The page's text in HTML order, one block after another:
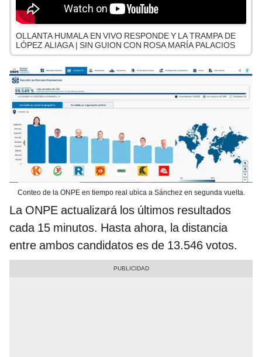
OLLANTA HUMALA EN VIVO RESPONDE Y LA TRAMPA DE
LÓPEZ ALIAGA | SIN GUION CON ROSA MARÍA PALACIOS
Conteo de la ONPE en tiempo real ubica a Sánchez en segunda vuelta.
La ONPE actualizará los últimos resultados
cada 15 minutos. Hasta ahora, la distancia
entre ambos candidatos es de 13.546 votos.